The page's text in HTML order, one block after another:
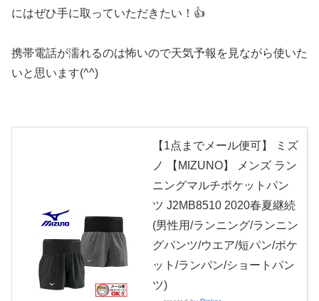
にはぜひ手に取っていただきたい！👍
携帯電話が濡れるのは怖いので天気予報を見ながら使いた
いと思います(^^)
【1点までメール便可】 ミズ
ノ 【MIZUNO】 メンズ ラン
ニングマルチポケットパン
ツ J2MB8510 2020春夏継続
(男性用/ランニング/ランニン
グパンツ/ウエア/短パン/ポケ
ット/ランパン/ショートパン
ツ)